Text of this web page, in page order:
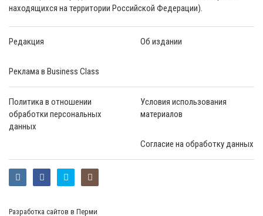
находящихся на территории Российской Федерации).
Редакция Об издании
Реклама в Business Class
Политика в отношении
обработки персональных
данных
Условия использования
материалов
Согласие на обработку данных
Разработка сайтов в Перми